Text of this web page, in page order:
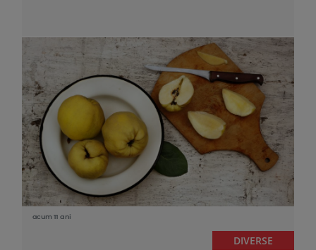
acum 11 ani
DIVERSE